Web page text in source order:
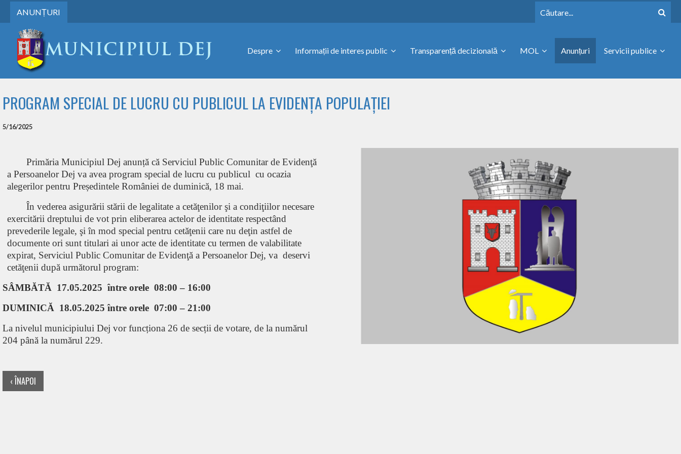
ANUNȚURI
Despre Informații de interes public Transparență decizională MOL Anunțuri Servicii publice
PROGRAM SPECIAL DE LUCRU CU PUBLICUL LA EVIDENȚA POPULAȚIEI
5/16/2025
Primăria Municipiul Dej anunță că Serviciul Public Comunitar de Evidenţă
a Persoanelor Dej va avea program special de lucru cu publicul cu ocazia
alegerilor pentru Președintele României de duminică, 18 mai.
În vederea asigurării stării de legalitate a cetăţenilor şi a condiţiilor necesare
exercitării dreptului de vot prin eliberarea actelor de identitate respectând
prevederile legale, şi în mod special pentru cetăţenii care nu deţin astfel de
documente ori sunt titulari ai unor acte de identitate cu termen de valabilitate
expirat, Serviciul Public Comunitar de Evidenţă a Persoanelor Dej, va deservi
cetăţenii după următorul program:
SÂMBĂTĂ 17.05.2025 între orele 08:00 – 16:00
DUMINICĂ 18.05.2025 între orele 07:00 – 21:00
La nivelul municipiului Dej vor funcționa 26 de secții de votare, de la numărul
204 până la numărul 229.
‹ ÎNAPOI